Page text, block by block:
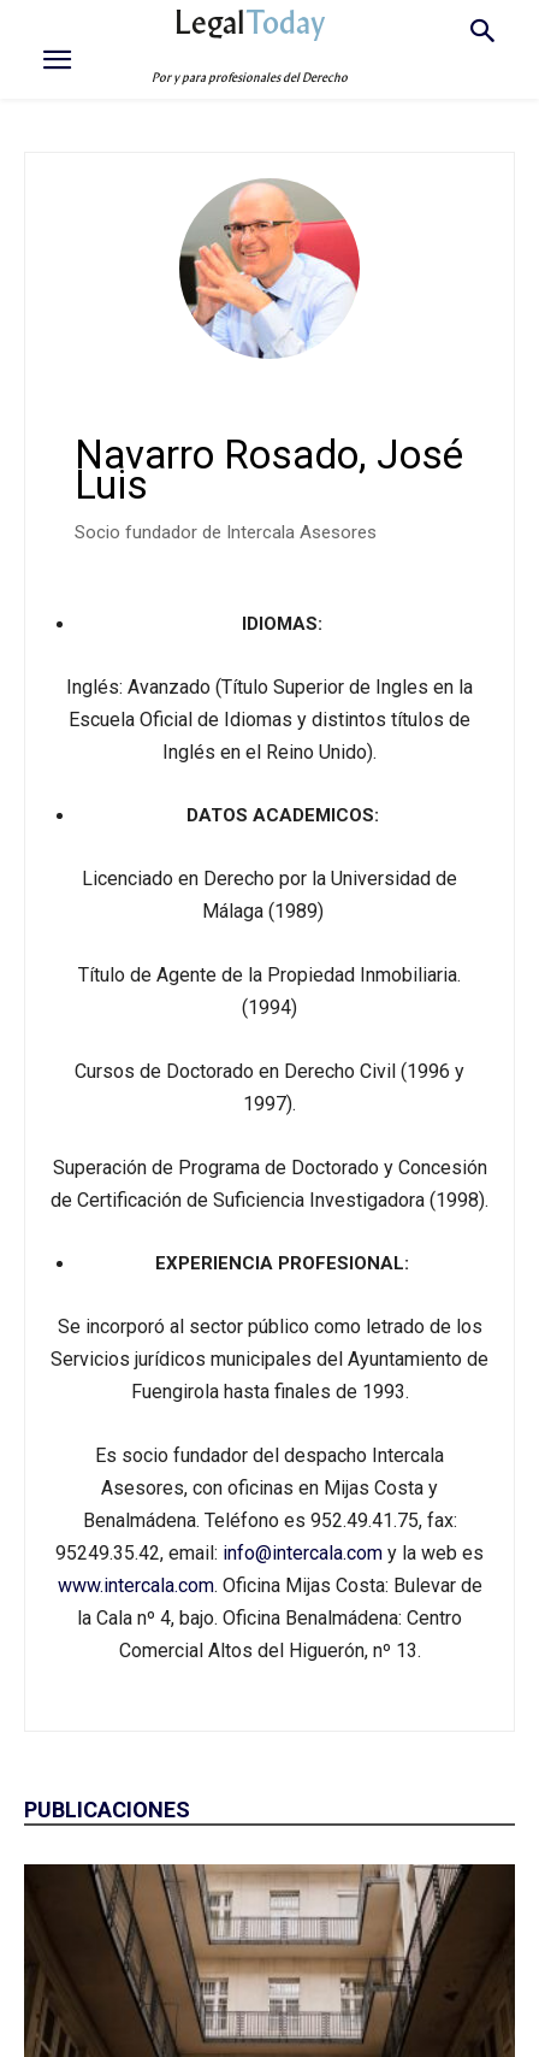
LegalToday
Por y para profesionales del Derecho
Navarro Rosado, José
Luis
Socio fundador de Intercala Asesores
IDIOMAS:
Inglés: Avanzado (Título Superior de Ingles en la
Escuela Oficial de Idiomas y distintos títulos de
Inglés en el Reino Unido).
DATOS ACADEMICOS:
Licenciado en Derecho por la Universidad de
Málaga (1989)
Título de Agente de la Propiedad Inmobiliaria.
(1994)
Cursos de Doctorado en Derecho Civil (1996 y
1997).
Superación de Programa de Doctorado y Concesión
de Certificación de Suficiencia Investigadora (1998).
EXPERIENCIA PROFESIONAL:
Se incorporó al sector público como letrado de los
Servicios jurídicos municipales del Ayuntamiento de
Fuengirola hasta finales de 1993.
Es socio fundador del despacho Intercala
Asesores, con oficinas en Mijas Costa y
Benalmádena. Teléfono es 952.49.41.75, fax:
95249.35.42, email: info@intercala.com y la web es
www.intercala.com. Oficina Mijas Costa: Bulevar de
la Cala nº 4, bajo. Oficina Benalmádena: Centro
Comercial Altos del Higuerón, nº 13.
PUBLICACIONES